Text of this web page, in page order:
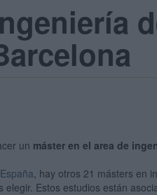
un máster en el area de
, hay otros 21 másters en
Estos estudios están